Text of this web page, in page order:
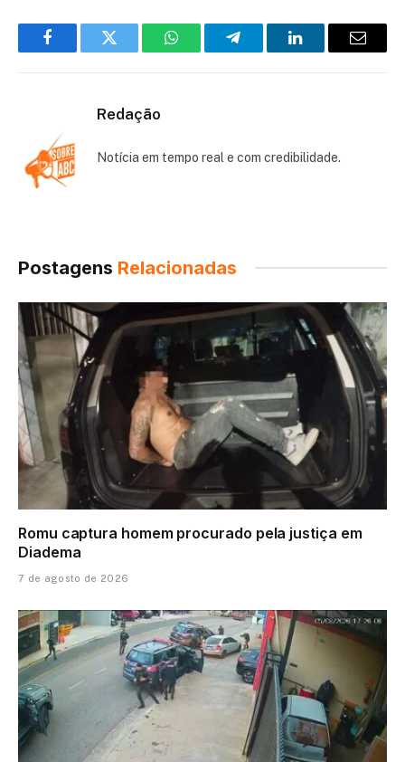
FacebookTwitter WhatsAppTelegramLinkedInEmail
Redação
Notícia em tempo real e com credibilidade.
Postagens Relacionadas
Romu captura homem procurado pela justiça em
Diadema
7 de agosto de 2026